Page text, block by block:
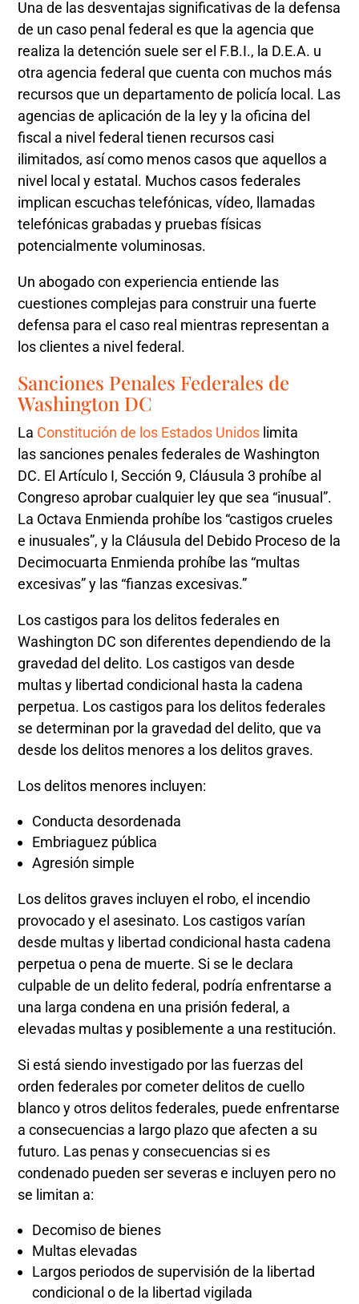
Una de las desventajas significativas de la defensa
de un caso penal federal es que la agencia que
realiza la detención suele ser el F.B.I., la D.E.A. u
otra agencia federal que cuenta con muchos más
recursos que un departamento de policía local. Las
agencias de aplicación de la ley y la oficina del
fiscal a nivel federal tienen recursos casi
ilimitados, así como menos casos que aquellos a
nivel local y estatal. Muchos casos federales
implican escuchas telefónicas, vídeo, llamadas
telefónicas grabadas y pruebas físicas
potencialmente voluminosas.
Un abogado con experiencia entiende las
cuestiones complejas para construir una fuerte
defensa para el caso real mientras representan a
los clientes a nivel federal.
Sanciones Penales Federales de
Washington DC
La Constitución de los Estados Unidos limita
las sanciones penales federales de Washington
DC. El Artículo I, Sección 9, Cláusula 3 prohíbe al
Congreso aprobar cualquier ley que sea “inusual”.
La Octava Enmienda prohíbe los “castigos crueles
e inusuales”, y la Cláusula del Debido Proceso de la
Decimocuarta Enmienda prohíbe las “multas
excesivas” y las “fianzas excesivas.”
Los castigos para los delitos federales en
Washington DC son diferentes dependiendo de la
gravedad del delito. Los castigos van desde
multas y libertad condicional hasta la cadena
perpetua. Los castigos para los delitos federales
se determinan por la gravedad del delito, que va
desde los delitos menores a los delitos graves.
Los delitos menores incluyen:
Conducta desordenada
Embriaguez pública
Agresión simple
Los delitos graves incluyen el robo, el incendio
provocado y el asesinato. Los castigos varían
desde multas y libertad condicional hasta cadena
perpetua o pena de muerte. Si se le declara
culpable de un delito federal, podría enfrentarse a
una larga condena en una prisión federal, a
elevadas multas y posiblemente a una restitución.
Si está siendo investigado por las fuerzas del
orden federales por cometer delitos de cuello
blanco y otros delitos federales, puede enfrentarse
a consecuencias a largo plazo que afecten a su
futuro. Las penas y consecuencias si es
condenado pueden ser severas e incluyen pero no
se limitan a:
Decomiso de bienes
Multas elevadas
Largos periodos de supervisión de la libertad
condicional o de la libertad vigilada